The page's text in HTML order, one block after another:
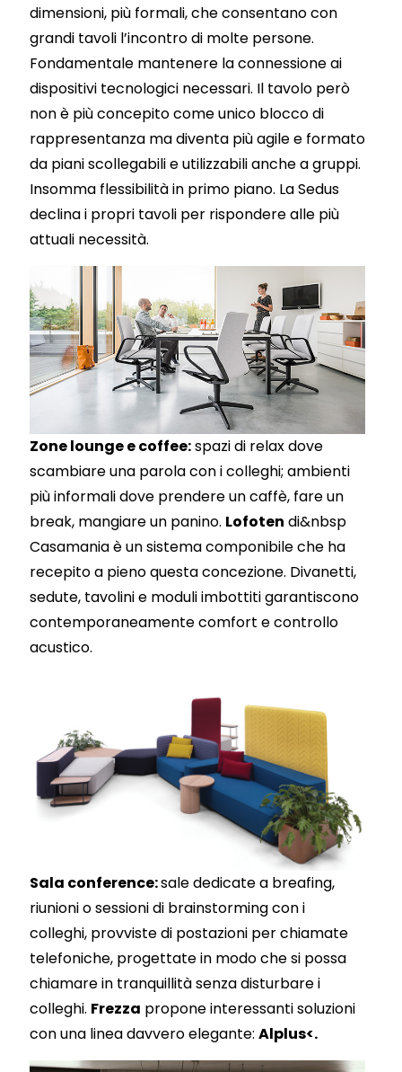
dimensioni, più formali, che consentano con
grandi tavoli l’incontro di molte persone.
Fondamentale mantenere la connessione ai
dispositivi tecnologici necessari. Il tavolo però
non è più concepito come unico blocco di
rappresentanza ma diventa più agile e formato
da piani scollegabili e utilizzabili anche a gruppi.
Insomma flessibilità in primo piano. La Sedus
declina i propri tavoli per rispondere alle più
attuali necessità.
Zone lounge e coffee:spazi di relax dove
scambiare una parola con i colleghi; ambienti
più informali dove prendere un caffè, fare un
break, mangiare un panino. Lofoten di&nbsp
Casamania è un sistema componibile che ha
recepito a pieno questa concezione. Divanetti,
sedute, tavolini e moduli imbottiti garantiscono
contemporaneamente comfort e controllo
acustico.
Sala conference:sale dedicate a breafing,
riunioni o sessioni di brainstorming con i
colleghi, provviste di postazioni per chiamate
telefoniche, progettate in modo che si possa
chiamare in tranquillità senza disturbare i
colleghi. Frezza propone interessanti soluzioni
con una linea davvero elegante: Alplus<.